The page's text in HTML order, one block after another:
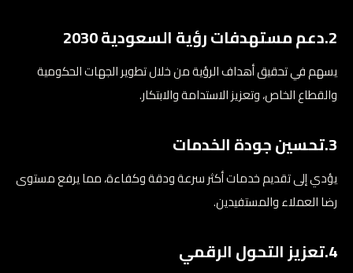
2.دعم مستهدفات رؤية السعودية 2030
يسهم في تحقيق أهداف الرؤية من خلال تطوير الجهات الحكومية
والقطاع الخاص، وتعزيز الاستدامة والابتكار.
3.تحسين جودة الخدمات
يؤدي إلى تقديم خدمات أكثر سرعة ودقة وكفاءة، مما يرفع مستوى
رضا العملاء والمستفيدين.
4.تعزيز التحول الرقمي